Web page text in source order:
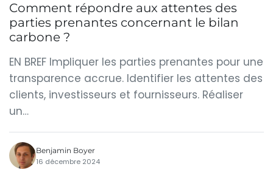
Comment répondre aux attentes des
parties prenantes concernant le bilan
carbone ?
EN BREF Impliquer les parties prenantes pour une
transparence accrue. Identifier les attentes des
clients, investisseurs et fournisseurs. Réaliser
un…
Benjamin Boyer
16 décembre 2024